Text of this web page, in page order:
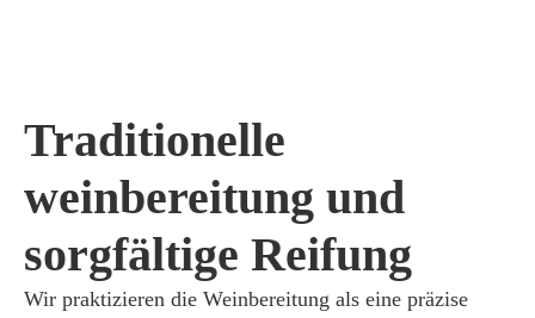
Traditionelle
weinbereitung und
sorgfältige Reifung
Wir praktizieren die Weinbereitung als eine präzise